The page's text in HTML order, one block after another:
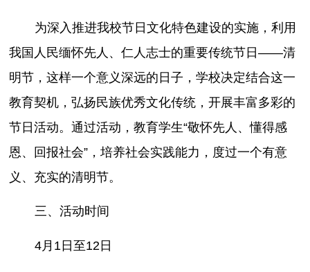
为深入推进我校节日文化特色建设的实施，利用
我国人民缅怀先人、仁人志士的重要传统节日——清
明节，这样一个意义深远的日子，学校决定结合这一
教育契机，弘扬民族优秀文化传统，开展丰富多彩的
节日活动。通过活动，教育学生“敬怀先人、懂得感
恩、回报社会”，培养社会实践能力，度过一个有意
义、充实的清明节。
三、活动时间
4月1日至12日